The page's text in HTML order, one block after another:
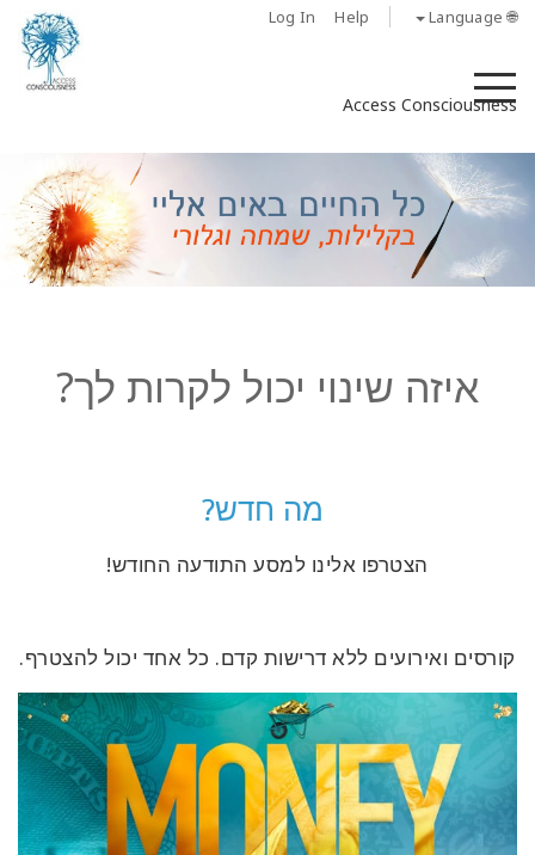
Log In Help 🌐 Language
Access Consciousness
איזה שינוי יכול לקרות לך?
מה חדש?
הצטרפו אלינו למסע התודעה החודש!
קורסים ואירועים ללא דרישות קדם. כל אחד יכול להצטרף.